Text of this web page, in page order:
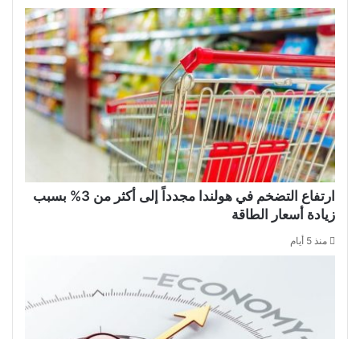
ارتفاع التضخم في هولندا مجدداً إلى أكثر من 3% بسبب
زيادة أسعار الطاقة
منذ 5 أيام